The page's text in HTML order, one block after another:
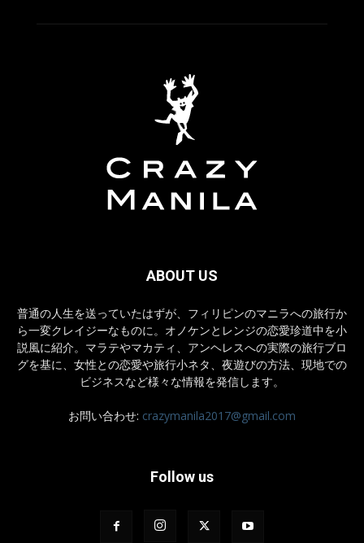
ABOUT US
普通の人生を送っていたはずが、フィリピンのマニラへの旅行か
ら一変クレイジーなものに。オノケンとレンジの恋愛珍道中を小
説風に紹介。マラテやマカティ、アンヘレスへの実際の旅行ブロ
グを基に、女性との恋愛や旅行小ネタ、夜遊びの方法、現地での
ビジネスなど様々な情報を発信します。
お問い合わせ: crazymanila2017@gmail.com
Follow us